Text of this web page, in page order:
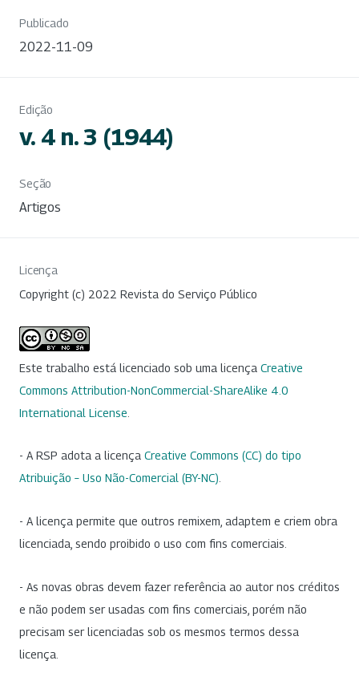
Publicado
2022-11-09
Edição
v. 4 n. 3 (1944)
Seção
Artigos
Licença
Copyright (c) 2022 Revista do Serviço Público
Este trabalho está licenciado sob uma licença Creative
Commons Attribution-NonCommercial-ShareAlike 4.0
International License
- A RSP adota a licença Creative Commons (CC) do tipo
Atribuição – Uso Não-Comercial (BY-NC).
- A licença permite que outros remixem, adaptem e criem obra
licenciada, sendo proibido o uso com fins comerciais.
- As novas obras devem fazer referência ao autor nos créditos
e não podem ser usadas com fins comerciais, porém não
precisam ser licenciadas sob os mesmos termos dessa
licença.